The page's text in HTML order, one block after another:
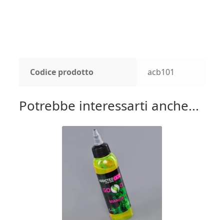
Codice prodotto acb101
Potrebbe interessarti anche...